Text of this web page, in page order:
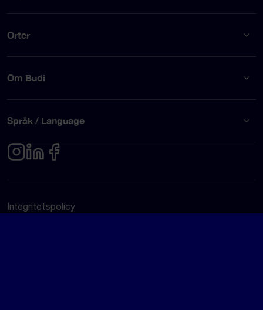
Orter
Om Budi
Språk / Language
Integritetspolicy